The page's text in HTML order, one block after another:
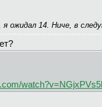
я ожидал 14. Ниче, в